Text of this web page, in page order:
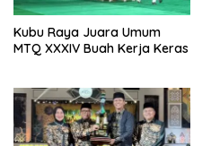
Kubu Raya Juara Umum
MTQ XXXIV Buah Kerja Keras